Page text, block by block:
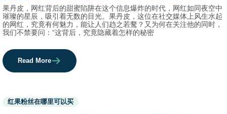
果丹皮，网红背后的甜蜜陷阱在这个信息爆炸的时代，网红如同夜空中
璀璨的星辰，吸引着无数的目光。果丹皮，这位在社交媒体上风生水起
的网红，究竟有何魅力，能让人们趋之若鹜？又为何在关注他的同时，
我们不禁要问：“这背后，究竟隐藏着怎样的秘密
Read More
Used
before
红果粉丝在哪里可以买